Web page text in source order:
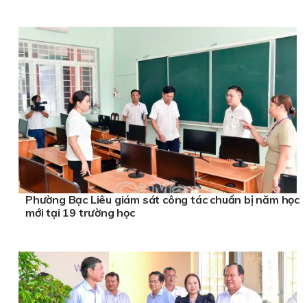
Phường Bạc Liêu giám sát công tác chuẩn bị năm học
mới tại 19 trường học